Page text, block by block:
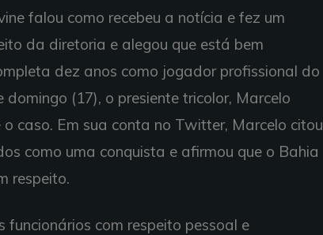
falou como recebeu a notícia e fez um
da diretoria e alegou que está bem
dez anos como jogador profissional do
(17), o presiente tricolor, Marcelo
caso. Em sua conta no Twitter, Marcelo citou
como uma conquista e afirmou que o Bahia
respeito.
com respeito pessoal e